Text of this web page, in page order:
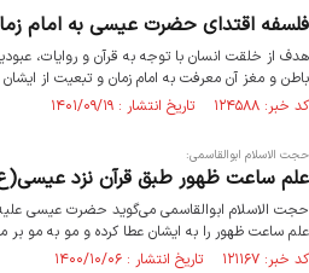
فلسفه اقتدای حضرت عیسی به امام
هدف از خلقت انسان با توجه به قرآن و روایات،
باطن و مغز آن معرفت به امام زمان و تبعیت از
کد خبر: ۱۲۴۵۸۸ تاریخ انتشار : ۱۴۰۱/۰۹/۱۹
حجت الاسلام ابوالقاسمی:‌
علم ساعت ظهور طبق قرآن نزد
حجت الاسلام ابوالقاسمی می‌گوید حضرت عیسی
علم ساعت ظهور را به ایشان عطا کرده و مو به مو بر
کد خبر: ۱۲۱۱۶۷ تاریخ انتشار : ۱۴۰۰/۱۰/۰۶